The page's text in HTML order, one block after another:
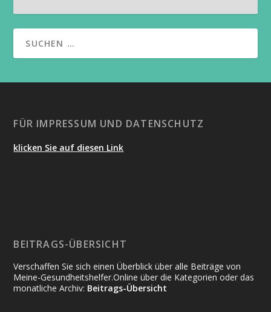
FÜR IMPRESSUM UND DATENSCHUTZ
klicken Sie auf diesen Link
BEITRAGS-ÜBERSICHT
Verschaffen Sie sich einen Überblick über alle Beiträge von
Meine-Gesundheitshelfer.Online über die Kategorien oder das
monatliche Archiv: Beitrags-Übersicht